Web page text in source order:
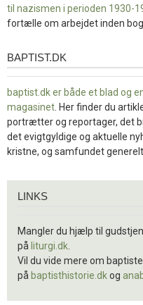
til nazismen i perioden 1930-
fortælle om arbejdet inden
baptist.dk
BAPTIST.DK
baptist.dk er både et blad og
magasinet . Her finder du
portrætter og reportager, det
det evigtgyldige og aktuelle
kristne, og samfundet
LINKS
Mangler du hjælp til
på liturgi.dk
Vil du vide mere om
på baptisthistorie.dkog